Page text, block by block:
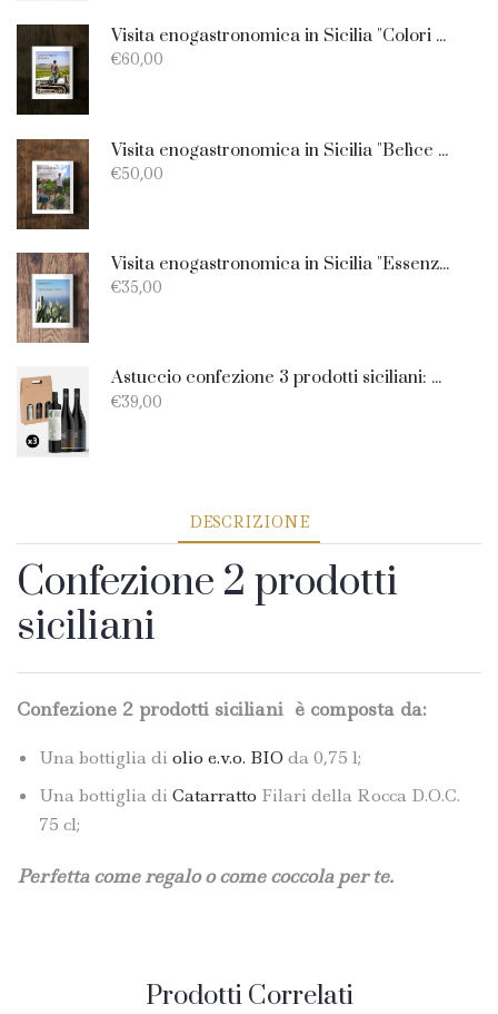
Visita enogastronomica in Sicilia "Colori e Sapori di Sicilia" - Lunch or Dinne
€60,00
Visita enogastronomica in Sicilia "Belìce Wine Tour" - Light Lunch
€50,00
Visita enogastronomica in Sicilia "Essenza Filari" - Tasting Experience
€35,00
Astuccio confezione 3 prodotti siciliani: Olio EVO - Merlot - Nero D'Avola
€39,00
DESCRIZIONE
Confezione 2 prodotti
siciliani
Confezione 2 prodotti siciliani è composta da:
Una bottiglia di olio e.v.o. BIOda 0,75 l;
Una bottiglia di Catarratto Filari della Rocca D.O.C.
75 cl;
Perfetta come regalo o come coccola per te.
Prodotti Correlati